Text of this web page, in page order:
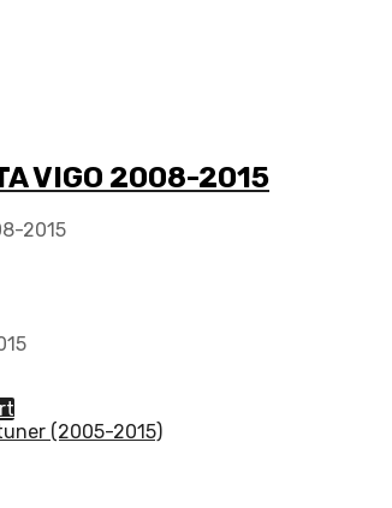
VIGO 2008-2015
2015